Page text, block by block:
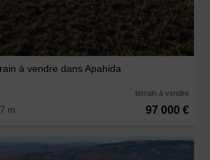
à vendre dans Apahida
terrain à vendre
m 97 000 €